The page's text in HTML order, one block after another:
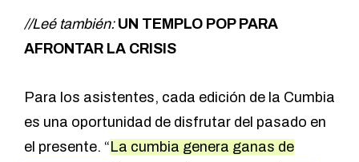
//Leé también: UN TEMPLO POP PARA
AFRONTAR LA CRISIS
Para los asistentes, cada edición de la Cumbia
es una oportunidad de disfrutar del pasado en
el presente. “ La cumbia genera ganas de